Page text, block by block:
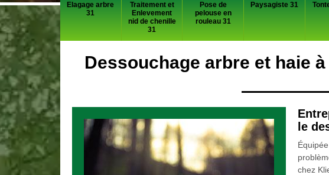
Elagage arbre
31
Traitement et
Enlevement
nid de chenille
31
Pose de
pelouse en
rouleau 31
Paysagiste 31
Dessouchage arbre et haie
le
chez